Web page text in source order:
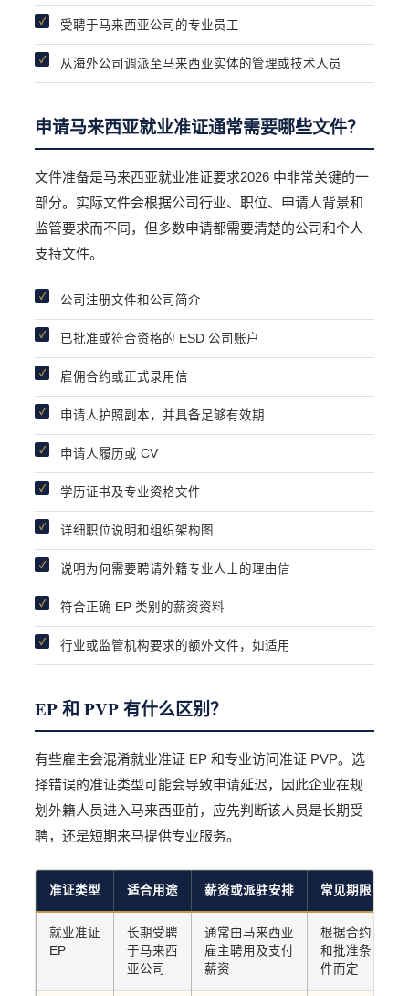
受聘于马来西亚公司的专业员工
从海外公司调派至马来西亚实体的管理或技术人员
申请马来西亚就业准证通常需要哪些文件？
文件准备是马来西亚就业准证要求2026 中非常关键的一
部分。实际文件会根据公司行业、职位、申请人背景和
监管要求而不同，但多数申请都需要清楚的公司和个人
支持文件。
公司注册文件和公司简介
已批准或符合资格的 ESD 公司账户
雇佣合约或正式录用信
申请人护照副本，并具备足够有效期
申请人履历或 CV
学历证书及专业资格文件
详细职位说明和组织架构图
说明为何需要聘请外籍专业人士的理由信
符合正确 EP 类别的薪资资料
行业或监管机构要求的额外文件，如适用
EP 和 PVP 有什么区别？
有些雇主会混淆就业准证 EP 和专业访问准证 PVP。选
择错误的准证类型可能会导致申请延迟，因此企业在规
划外籍人员进入马来西亚前，应先判断该人员是长期受
聘，还是短期来马提供专业服务。
准证类型 适合用途 薪资或派驻安排 常见期限
就业准证
EP
长期受聘
于马来西
亚公司
通常由马来西亚
雇主聘用及支付
薪资
根据合约
和批准条
件而定